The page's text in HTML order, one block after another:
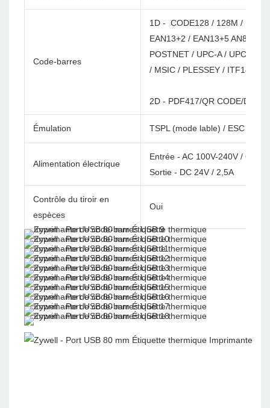
Code-barres
1D - CODE128 / 128M /
EAN13+2 / EAN13+5 AN8 /
POSTNET / UPC-A / UPCA+2
/ MSIC / PLESSEY / ITF14 /
2D - PDF417/QR CODE/DATA
Émulation TSPL (mode lable) / ESC /
Alimentation électrique
Entrée - AC 100V-240V / 60Hz
Sortie - DC 24V / 2,5A
Contrôle du tiroir en
espèces
Oui